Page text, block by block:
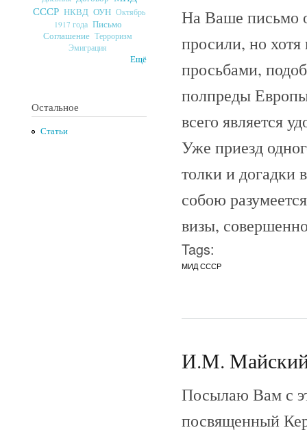
СССР НКВД ОУН Октябрь
1917 года Письмо
Соглашение Терроризм
Эмиграция
Ещё
Остальное
Статьи
На Ваше письмо
просили, но
просьбами,
полпреды
всего является
Уже приезд
толки и догадки
собою
визы,
Tags:
МИД СССР
И.М. Майский
Посылаю Вам с
посвященный